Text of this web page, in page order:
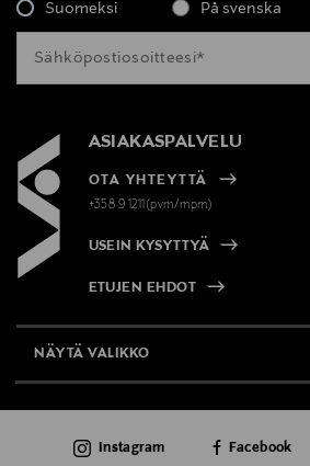
silmänrajauskynä, meikkikynä, silmät
Suomeksi På svenska
ASIAKASPALVELU
OTA YHTEYTTÄ
+358 9 1211(pvm/mpm)
USEIN KYSYTTYÄ
ETUJEN EHDOT
NÄYTÄ VALIKKO
AJANKOHTAISTA
Instagram Facebook